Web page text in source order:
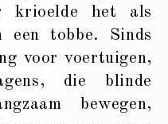
krioelde het als
een tobbe. Sinds
voor voertuigen,
die blinde
bewegen,